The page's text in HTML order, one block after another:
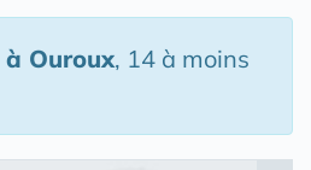
à Ouroux, 14 à moins